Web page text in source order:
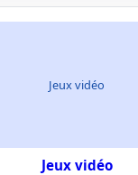
Jeux vidéo
Jeux vidéo